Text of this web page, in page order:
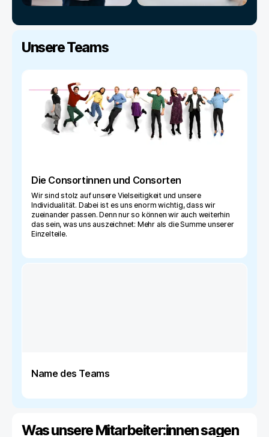
Unsere Teams
Die Consortinnen und Consorten
Wir sind stolz auf unsere Vielseitigkeit und unsere
Individualität. Dabei ist es uns enorm wichtig, dass wir
zueinander passen. Denn nur so können wir auch weiterhin
das sein, was uns auszeichnet: Mehr als die Summe unserer
Einzelteile.
Name des Teams
Was unsere Mitarbeiter:innen sagen